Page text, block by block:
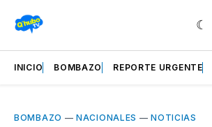
INICIO BOMBAZO REPORTE URGENTE
BOMBAZO —NACIONALES —NOTICIAS